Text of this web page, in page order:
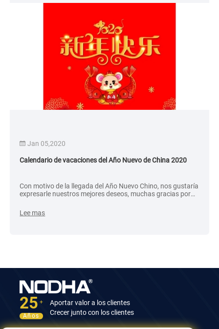
Jan 05,2020
Calendario de vacaciones del Año Nuevo de China 2020
Con motivo de la llegada del Año Nuevo Chino, nos gustaría
expresarle nuestros mejores deseos, muchas gracias por
está yendo bien en algunas áreas, pero nunca hemos
dejado de mejorar nuestra calidad y servicio. Si no está
Lee mas
25 +
Años
Aportar valor a los clientes
Crecer junto con los clientes